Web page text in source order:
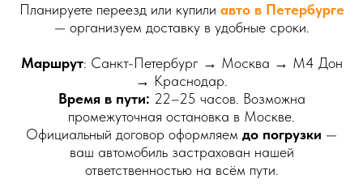
Планируете переезд или купили авто в Петербурге
— организуем доставку в удобные сроки.
Маршрут: Санкт-Петербург → Москва → М4 Дон
→ Краснодар.
Время в пути: 22–25 часов. Возможна
промежуточная остановка в Москве.
Официальный договор оформляем до погрузки —
ваш автомобиль застрахован нашей
ответственностью на всём пути.